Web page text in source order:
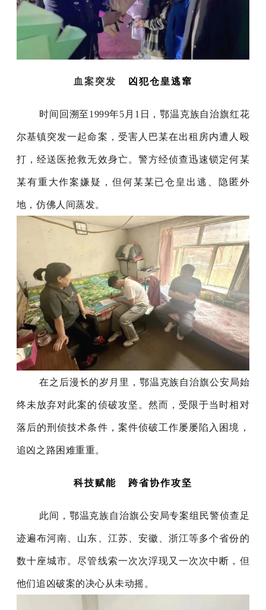
血案突发 凶犯仓皇逃窜
时间回溯至1999年5月1日，鄂温克族自治旗红花
尔基镇突发一起命案，受害人巴某在出租房内遭人殴
打，经送医抢救无效身亡。警方经侦查迅速锁定何某
某有重大作案嫌疑，但何某某已仓皇出逃、隐匿外
地，仿佛人间蒸发。
在之后漫长的岁月里，鄂温克族自治旗公安局始
终未放弃对此案的侦破攻坚。然而，受限于当时相对
落后的刑侦技术条件，案件侦破工作屡屡陷入困境，
追凶之路困难重重。
科技赋能 跨省协作攻坚
此间，鄂温克族自治旗公安局专案组民警侦查足
迹遍布河南、山东、江苏、安徽、浙江等多个省份的
数十座城市。尽管线索一次次浮现又一次次中断，但
他们追凶破案的决心从未动摇。